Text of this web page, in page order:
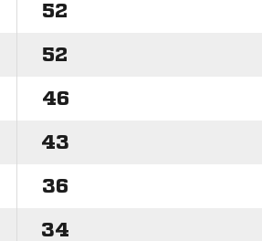
52
52
46
43
36
34